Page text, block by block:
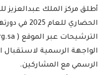
أطلق مركز الملك عبدالعزيز
الحضاري
الواجهة الرسمية لاستقبال
الرسمي مع المشاركين.